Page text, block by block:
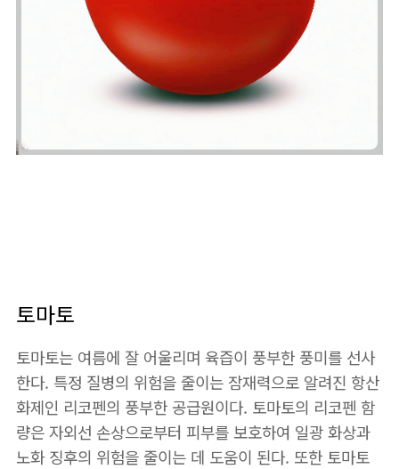
토마토
토마토는 여름에 잘 어울리며 육즙이 풍부한 풍미를 선사
한다. 특정 질병의 위험을 줄이는 잠재력으로 알려진 항산
화제인 리코펜의 풍부한 공급원이다. 토마토의 리코펜 함
량은 자외선 손상으로부터 피부를 보호하여 일광 화상과
노화 징후의 위험을 줄이는 데 도움이 된다. 또한 토마토